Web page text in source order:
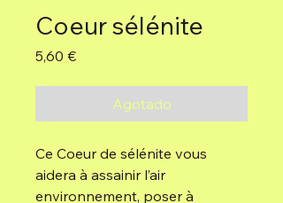
Coeur sélénite
5,60 €Precio
Agotado
Ce Coeur de sélénite vous
aidera à assainir l’air
environnement, poser à